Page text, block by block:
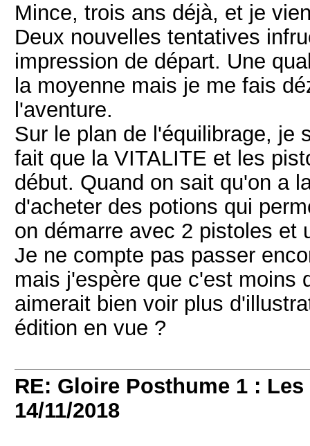
Mince, trois ans déjà, et je
Deux nouvelles tentatives
impression de départ. Une
la moyenne mais je me fais
l'aventure.
Sur le plan de l'équilibrage, je
fait que la VITALITE et les
début. Quand on sait qu'on a
d'acheter des potions qui
on démarre avec 2 pistoles et
Je ne compte pas passer
mais j'espère que c'est moins
aimerait bien voir plus
édition en vue ?
RE: Gloire Posthume 1 :
14/11/2018